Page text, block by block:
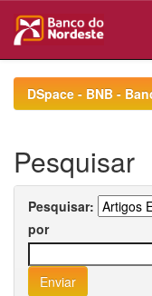
navigationDSpace - BNB -
Pesquisar
Pesquisar:
por